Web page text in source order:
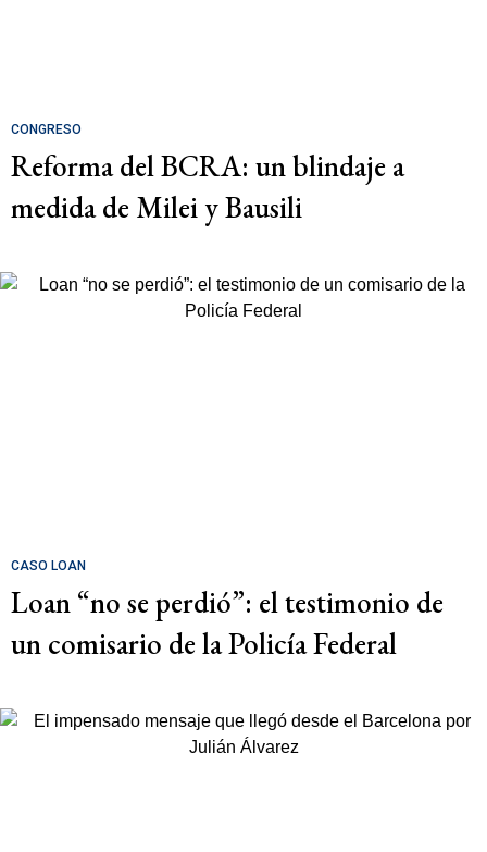
CONGRESO
Reforma del BCRA: un blindaje a
medida de Milei y Bausili
CASO LOAN
Loan “no se perdió”: el testimonio de
un comisario de la Policía Federal